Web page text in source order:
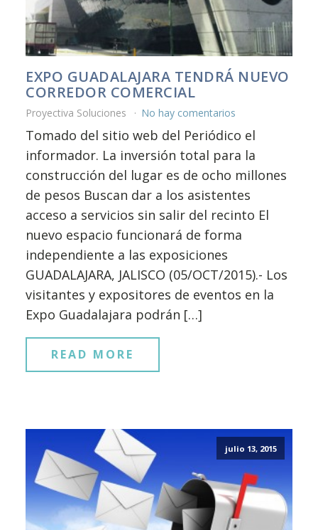
EXPO GUADALAJARA TENDRÁ NUEVO
CORREDOR COMERCIAL
Proyectiva Soluciones No hay comentarios
Tomado del sitio web del Periódico el
informador. La inversión total para la
construcción del lugar es de ocho millones
de pesos Buscan dar a los asistentes
acceso a servicios sin salir del recinto El
nuevo espacio funcionará de forma
independiente a las exposiciones
GUADALAJARA, JALISCO (05/OCT/2015).- Los
visitantes y expositores de eventos en la
Expo Guadalajara podrán […]
READ MORE
julio 13, 2015